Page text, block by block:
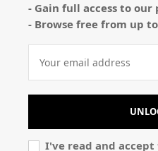
- Gain full access to
- Browse free from up
I've read and accept